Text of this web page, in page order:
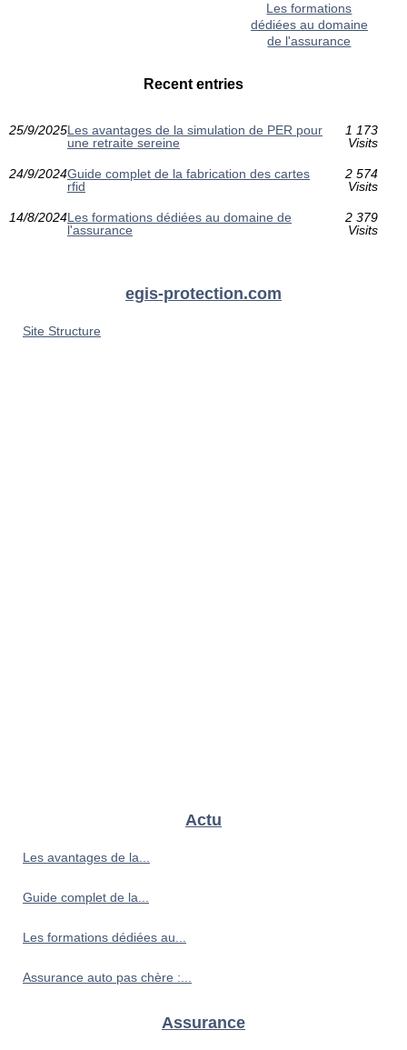
Les formations
dédiées au domaine
de l'assurance
Recent entries
25/9/2025Les avantages de la simulation de PER pour
une retraite sereine
1 173
Visits
24/9/2024Guide complet de la fabrication des cartes
rfid
2 574
Visits
14/8/2024Les formations dédiées au domaine de
l'assurance
2 379
Visits
egis-protection.com
Site Structure
Actu
Les avantages de la...
Guide complet de la...
Les formations dédiées au...
Assurance auto pas chère :...
Assurance